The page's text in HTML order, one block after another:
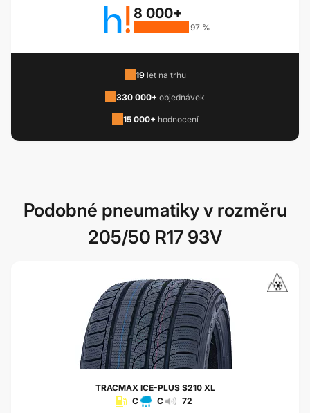
8 000+
97 %
19let na trhu
330 000+ objednávek
15 000+ hodnocení
Podobné pneumatiky v rozměru
205/50 R17 93V
TRACMAX ICE-PLUS S210 XL
C
C 72